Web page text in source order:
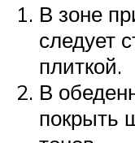
В зоне
следует
плиткой.
В
покрыть